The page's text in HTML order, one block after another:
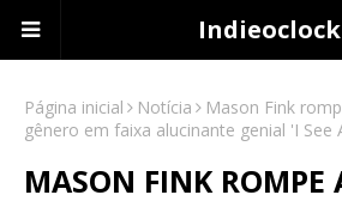
Indieoclock
Página inicial Notícia
Mason Fink
gênero em faixa alucinante genial 'I See
MASON FINK ROMPE